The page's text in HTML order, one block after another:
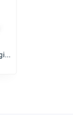
Copos Ecológicos